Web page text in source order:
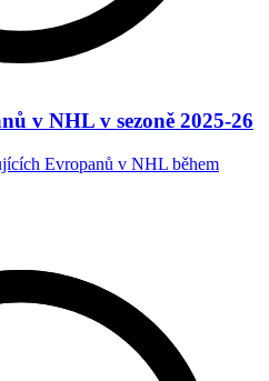
v NHL v sezoně 2025-26
Evropanů v NHL během